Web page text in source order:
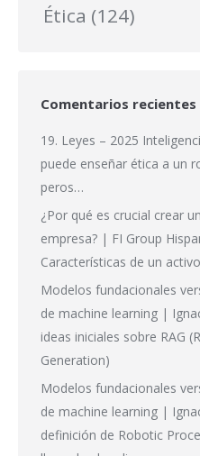
Ética (124)
Comentarios recientes
19. Leyes – 2025
puede enseñar ética a un
peros…
¿Por qué es crucial crear
empresa? | FI Group
Características de un
Modelos fundacionales
de machine learning |
ideas iniciales sobre RAG
Generation)
Modelos fundacionales
de machine learning |
definición de Robotic